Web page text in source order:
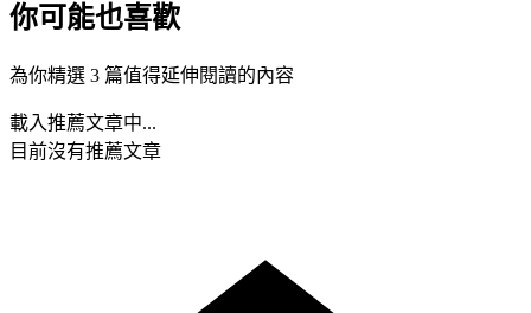
你可能也喜歡
為你精選 3 篇值得延伸閱讀的內容
載入推薦文章中...
目前沒有推薦文章